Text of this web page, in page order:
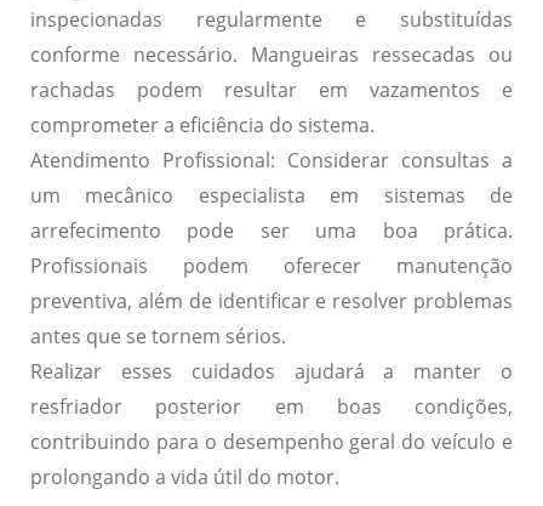
inspecionadas regularmente e substituídas
conforme necessário. Mangueiras ressecadas ou
rachadas podem resultar em vazamentos e
comprometer a eficiência do sistema.
Atendimento Profissional: Considerar consultas a
um mecânico especialista em sistemas de
arrefecimento pode ser uma boa prática.
Profissionais podem oferecer manutenção
preventiva, além de identificar e resolver problemas
antes que se tornem sérios.
Realizar esses cuidados ajudará a manter o
resfriador posterior em boas condições,
contribuindo para o desempenho geral do veículo e
prolongando a vida útil do motor.